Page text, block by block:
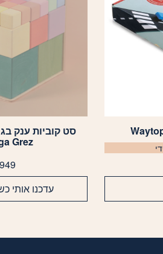
סט קוביות ענק
Grez
949
עדכנו אותי